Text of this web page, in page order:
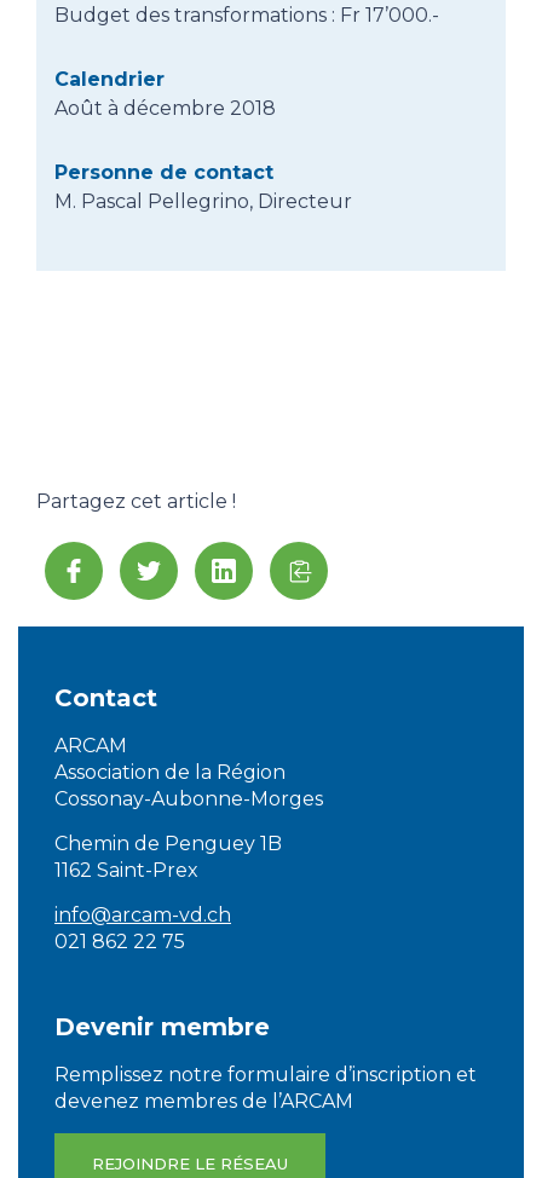
Budget des transformations : Fr 17’000.-
Calendrier
Août à décembre 2018
Personne de contact
M. Pascal Pellegrino, Directeur
Partagez cet article !
Contact
ARCAM
Association de la Région
Cossonay-Aubonne-Morges
Chemin de Penguey 1B
1162 Saint-Prex
info@arcam-vd.ch
021 862 22 75
Devenir membre
Remplissez notre formulaire d’inscription et
devenez membres de l’ARCAM
REJOINDRE LE RÉSEAU